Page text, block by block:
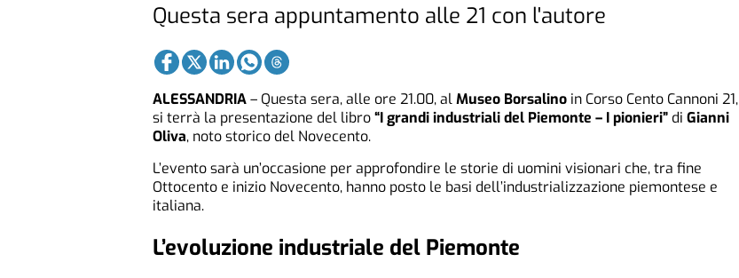
Questa sera appuntamento alle 21 con l'autore
ALESSANDRIA– Questa sera, alle ore 21.00, alMuseo Borsalino in Corso Cento Cannoni 21,
si terrà la presentazione del libro“I grandi industriali del Piemonte – I pionieri” di Gianni
Oliva, noto storico del Novecento.
L’evento sarà un’occasione per approfondire le storie di uomini visionari che, tra fine
Ottocento e inizio Novecento, hanno posto le basi dell’industrializzazione piemontese e
italiana.
L’evoluzione industriale del Piemonte